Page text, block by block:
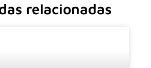
relacionadas